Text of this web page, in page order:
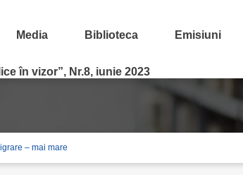
Media Biblioteca Emisiuni
în vizor”, Nr.8, iunie 2023
– mai mare